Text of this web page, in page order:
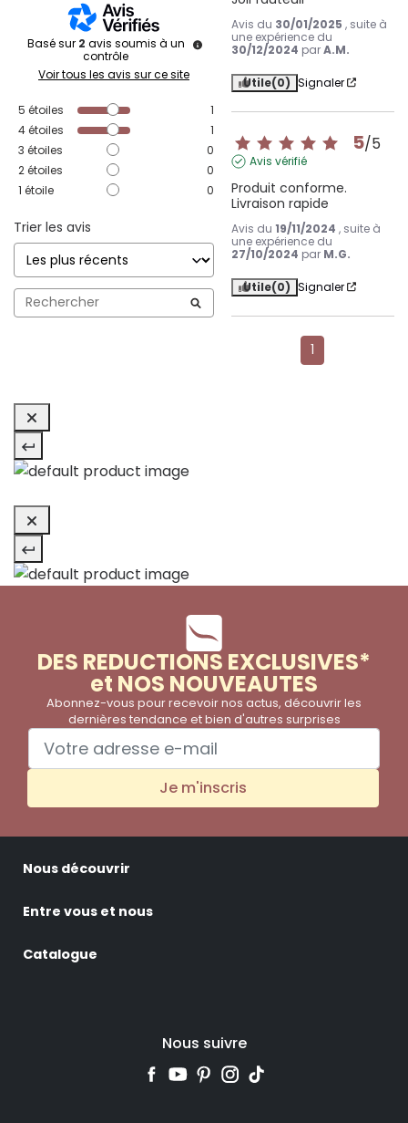
Basé sur 2 avis soumis à un
contrôle
Voir tous les avis sur ce site
5 étoiles
1
4étoiles
1
3 étoiles
0
2étoiles
0
1 étoile 0
Trier les avis
Avis du 30/01/2025 , suite à
une expérience du
30/12/2024 parA.M.
Utile(0) Signaler
5/5
Avis vérifié
Produit conforme.
Livraison rapide
Avis du19/11/2024 , suite à
une expérience du
27/10/2024 par M.G.
Utile(0) Signaler
1
DES REDUCTIONS EXCLUSIVES*
et NOS NOUVEAUTES
Abonnez-vous pour recevoir nos actus, découvrir les
dernières tendance et bien d'autres surprises
Je m'inscris
Nous découvrir
Entre vous et nous
Catalogue
Nous suivre